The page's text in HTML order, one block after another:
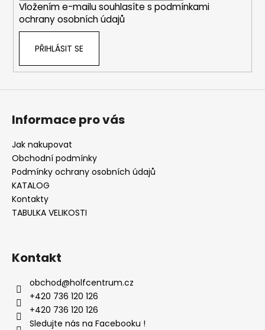
Vložením e-mailu souhlasíte s podmínkami
ochrany osobních údajů
PŘIHLÁSIT SE
Informace pro vás
Jak nakupovat
Obchodní podmínky
Podmínky ochrany osobních údajů
KATALOG
Kontakty
TABULKA VELIKOSTI
Kontakt
obchod@holfcentrum.cz
+420 736 120 126
+420 736 120 126
Sledujte nás na Facebooku !